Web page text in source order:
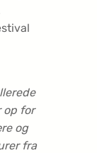
op for
og
fra